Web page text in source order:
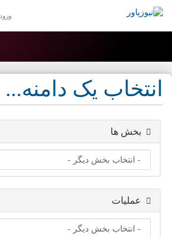
ورود
انتخاب یک دامنه...
بخش ها
عملیات